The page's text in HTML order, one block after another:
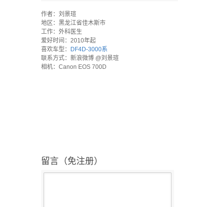
作者：刘景瑄
地区：黑龙江省佳木斯市
工作：外科医生
爱好时间：2010年起
喜欢车型： DF4D-3000系
联系方式：新浪微博 @刘景瑄
相机：Canon EOS 700D
留言（免注册）